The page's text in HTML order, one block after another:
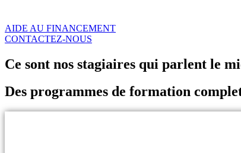
AIDE AU FINANCEMENT
CONTACTEZ-NOUS
Ce sont nos stagiaires qui parlent le
Des programmes de formation